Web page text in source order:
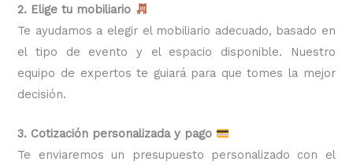
2. Elige tu mobiliario
Te ayudamos a elegir el mobiliario adecuado, basado en
el tipo de evento y el espacio disponible. Nuestro
equipo de expertos te guiará para que tomes la mejor
decisión.
3. Cotización personalizada y pago
Te enviaremos un presupuesto personalizado con el